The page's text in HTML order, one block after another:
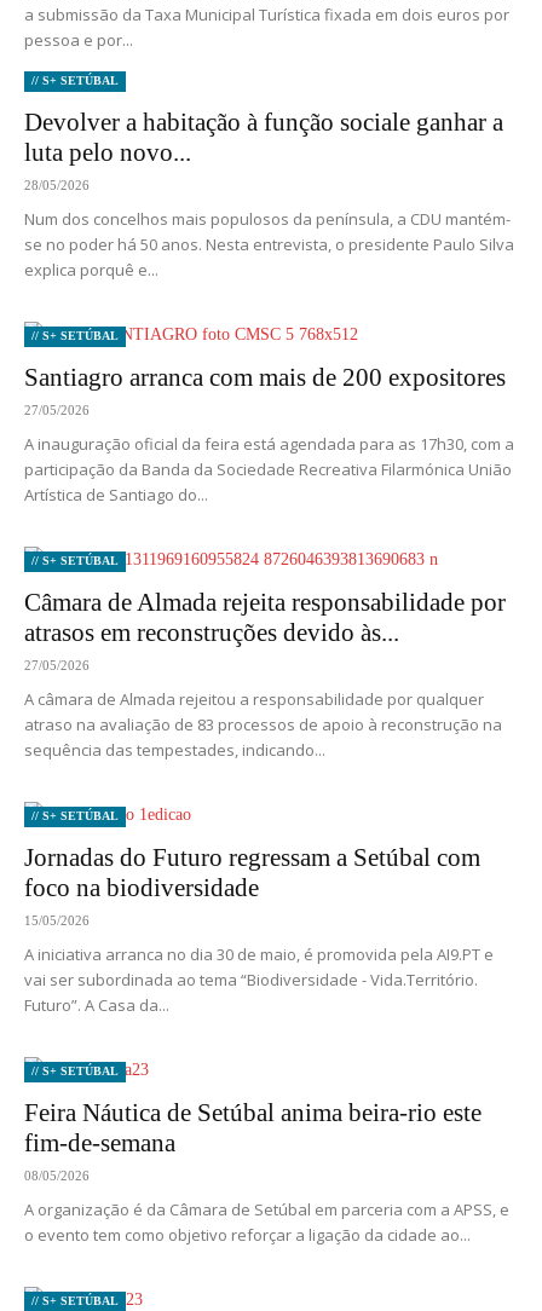
a submissão da Taxa Municipal Turística fixada em dois euros por
pessoa e por...
// S+ SETÚBAL
Devolver a habitação à função sociale ganhar a
luta pelo novo...
28/05/2026
Num dos concelhos mais populosos da península, a CDU mantém-
se no poder há 50 anos. Nesta entrevista, o presidente Paulo Silva
explica porquê e...
// S+ SETÚBAL
Santiagro arranca com mais de 200 expositores
27/05/2026
A inauguração oficial da feira está agendada para as 17h30, com a
participação da Banda da Sociedade Recreativa Filarmónica União
Artística de Santiago do...
// S+ SETÚBAL
Câmara de Almada rejeita responsabilidade por
atrasos em reconstruções devido às...
27/05/2026
A câmara de Almada rejeitou a responsabilidade por qualquer
atraso na avaliação de 83 processos de apoio à reconstrução na
sequência das tempestades, indicando...
// S+ SETÚBAL
Jornadas do Futuro regressam a Setúbal com
foco na biodiversidade
15/05/2026
A iniciativa arranca no dia 30 de maio, é promovida pela AI9.PT e
vai ser subordinada ao tema “Biodiversidade - Vida.Território.
Futuro”. A Casa da...
// S+ SETÚBAL
Feira Náutica de Setúbal anima beira-rio este
fim-de-semana
08/05/2026
A organização é da Câmara de Setúbal em parceria com a APSS, e
o evento tem como objetivo reforçar a ligação da cidade ao...
// S+ SETÚBAL